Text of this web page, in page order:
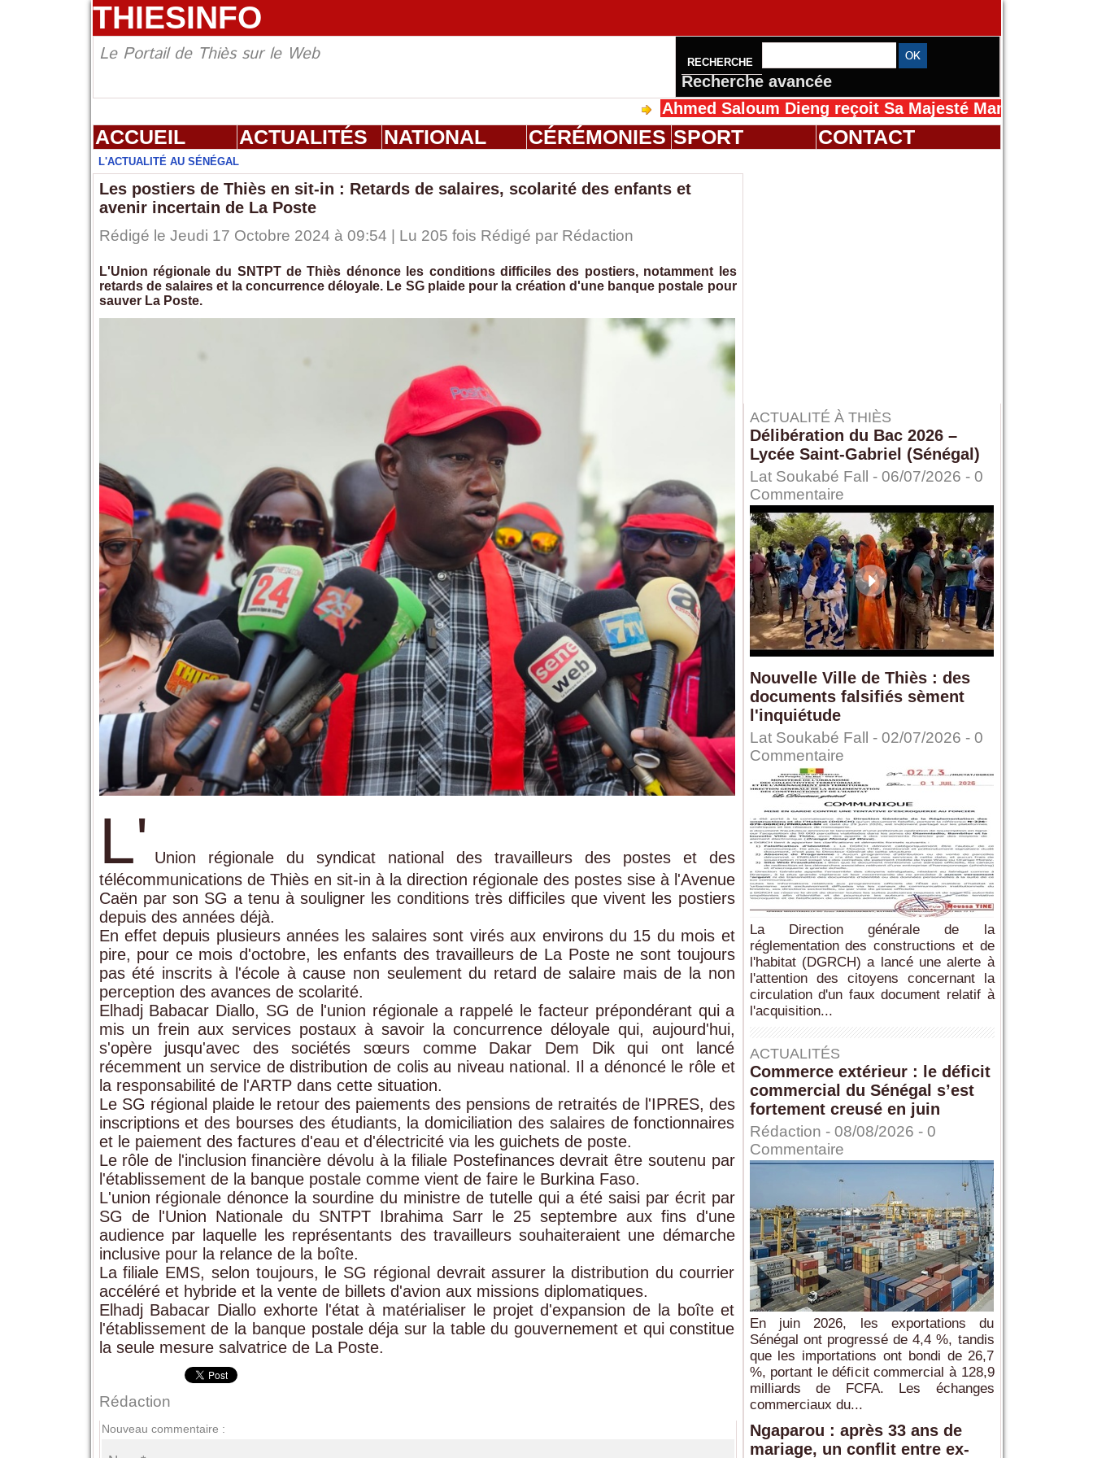
THIESINFO
Le Portail de Thiès sur le Web RECHERCHE
Recherche avancée
Ahmed Saloum Dieng reçoit Sa Majesté Mansah Cissé au
ACCUEIL ACTUALITÉS NATIONAL CÉRÉMONIES SPORT CONTACT
L'ACTUALITÉ AU SÉNÉGAL
Les postiers de Thiès en sit-in : Retards de salaires, scolarité des enfants et
avenir incertain de La Poste
Rédigé le Jeudi 17 Octobre 2024 à 09:54 | Lu 205 fois Rédigé par Rédaction
L'Union régionale du SNTPT de Thiès dénonce les conditions difficiles des postiers, notamment les
retards de salaires et la concurrence déloyale. Le SG plaide pour la création d'une banque postale pour
sauver La Poste.
L' Union régionale du syndicat national des travailleurs des postes et des
télécommunications de Thiès en sit-in à la direction régionale des postes sise à l'Avenue
Caën par son SG a tenu à souligner les conditions très difficiles que vivent les postiers
depuis des années déjà.
En effet depuis plusieurs années les salaires sont virés aux environs du 15 du mois et
pire, pour ce mois d'octobre, les enfants des travailleurs de La Poste ne sont toujours
pas été inscrits à l'école à cause non seulement du retard de salaire mais de la non
perception des avances de scolarité.
Elhadj Babacar Diallo, SG de l'union régionale a rappelé le facteur prépondérant qui a
mis un frein aux services postaux à savoir la concurrence déloyale qui, aujourd'hui,
s'opère jusqu'avec des sociétés sœurs comme Dakar Dem Dik qui ont lancé
récemment un service de distribution de colis au niveau national. Il a dénoncé le rôle et
la responsabilité de l'ARTP dans cette situation.
Le SG régional plaide le retour des paiements des pensions de retraités de l'IPRES, des
inscriptions et des bourses des étudiants, la domiciliation des salaires de fonctionnaires
et le paiement des factures d'eau et d'électricité via les guichets de poste.
Le rôle de l'inclusion financière dévolu à la filiale Postefinances devrait être soutenu par
l'établissement de la banque postale comme vient de faire le Burkina Faso.
L'union régionale dénonce la sourdine du ministre de tutelle qui a été saisi par écrit par
SG de l'Union Nationale du SNTPT Ibrahima Sarr le 25 septembre aux fins d'une
audience par laquelle les représentants des travailleurs souhaiteraient une démarche
inclusive pour la relance de la boîte.
La filiale EMS, selon toujours, le SG régional devrait assurer la distribution du courrier
accéléré et hybride et la vente de billets d'avion aux missions diplomatiques.
Elhadj Babacar Diallo exhorte l'état à matérialiser le projet d'expansion de la boîte et
l'établissement de la banque postale déja sur la table du gouvernement et qui constitue
la seule mesure salvatrice de La Poste.
Rédaction
Nouveau commentaire :
ACTUALITÉ À THIÈS
Délibération du Bac 2026 –
Lycée Saint-Gabriel (Sénégal)
Lat Soukabé Fall - 06/07/2026 - 0
Commentaire
Nouvelle Ville de Thiès : des
documents falsifiés sèment
l'inquiétude
Lat Soukabé Fall - 02/07/2026 - 0
Commentaire
La Direction générale de la
réglementation des constructions et de
l'habitat (DGRCH) a lancé une alerte à
l'attention des citoyens concernant la
circulation d'un faux document relatif à
l'acquisition...
ACTUALITÉS
Commerce extérieur : le déficit
commercial du Sénégal s’est
fortement creusé en juin
Rédaction - 08/08/2026 - 0
Commentaire
En juin 2026, les exportations du
Sénégal ont progressé de 4,4 %, tandis
que les importations ont bondi de 26,7
%, portant le déficit commercial à 128,9
milliards de FCFA. Les échanges
commerciaux du...
Ngaparou : après 33 ans de
mariage, un conflit entre ex-